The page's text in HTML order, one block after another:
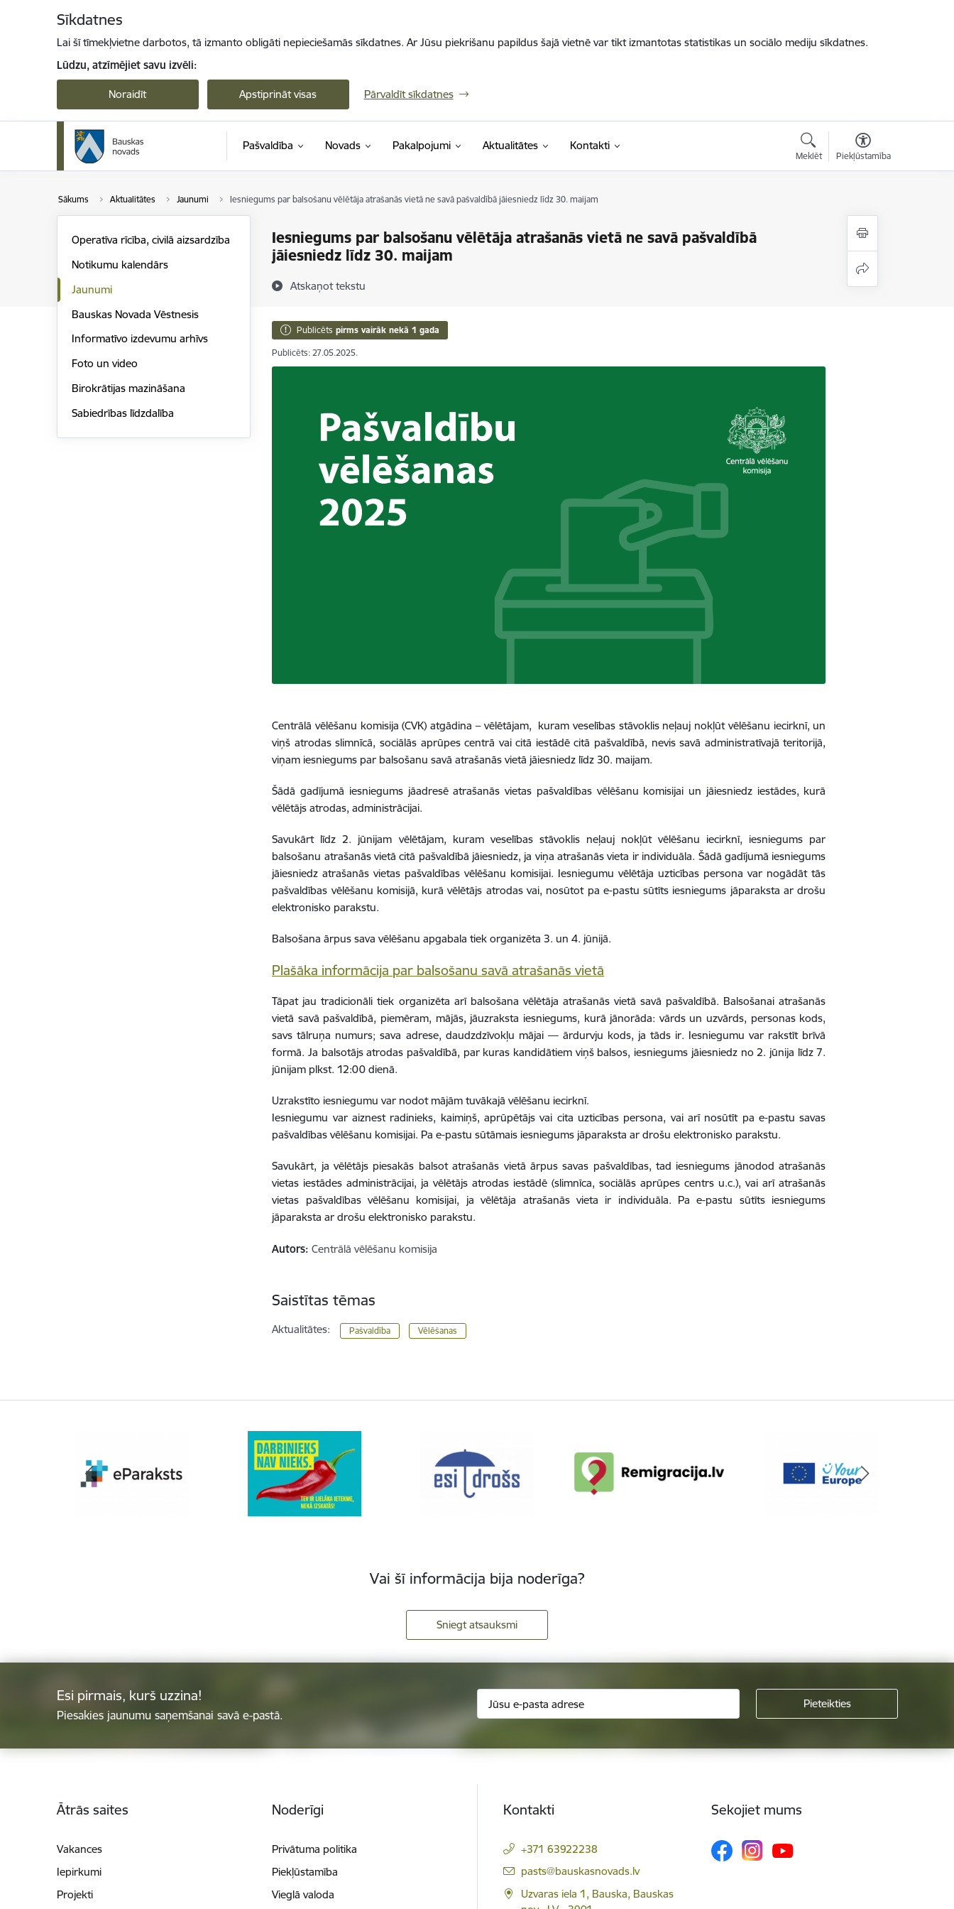
Sīkdatnes
Lai šī tīmekļvietne darbotos, tā izmanto obligāti nepieciešamās sīkdatnes. Ar Jūsu piekrišanu papildus šajā vietnē var tikt izmantotas statistikas un sociālo mediju sīkdatnes.
Lūdzu, atzīmējiet savu izvēli:
Noraidīt Apstiprināt visas Pārvaldīt sīkdatnes
Pašvaldība Novads Pakalpojumi Aktualitātes Kontakti
Meklēt Piekļūstamība
Sākums Aktualitātes Jaunumi Iesniegums par balsošanu vēlētāja atrašanās vietā ne savā pašvaldībā jāiesniedz līdz 30. maijam
Iesniegums par balsošanu vēlētāja atrašanās vietā ne savā pašvaldībā
jāiesniedz līdz 30. maijam
Atskaņot tekstu
Operatīva rīcība, civilā aizsardzība
Notikumu kalendārs
Jaunumi
Bauskas Novada Vēstnesis
Informatīvo izdevumu arhīvs
Foto un video
Birokrātijas mazināšana
Sabiedrības līdzdalība
Publicēts pirms vairāk nekā 1 gada
Publicēts: 27.05.2025.
Centrālā vēlēšanu komisija (CVK) atgādina – vēlētājam, kuram veselības stāvoklis neļauj nokļūt vēlēšanu iecirknī, un
viņš atrodas slimnīcā, sociālās aprūpes centrā vai citā iestādē citā pašvaldībā, nevis savā administratīvajā teritorijā,
viņam iesniegums par balsošanu savā atrašanās vietā jāiesniedz līdz 30. maijam.
Šādā gadījumā iesniegums jāadresē atrašanās vietas pašvaldības vēlēšanu komisijai un jāiesniedz iestādes, kurā
vēlētājs atrodas, administrācijai.
Savukārt līdz 2. jūnijam vēlētājam, kuram veselības stāvoklis neļauj nokļūt vēlēšanu iecirknī, iesniegums par
balsošanu atrašanās vietā citā pašvaldībā jāiesniedz, ja viņa atrašanās vieta ir individuāla. Šādā gadījumā iesniegums
jāiesniedz atrašanās vietas pašvaldības vēlēšanu komisijai. Iesniegumu vēlētāja uzticības persona var nogādāt tās
pašvaldības vēlēšanu komisijā, kurā vēlētājs atrodas vai, nosūtot pa e-pastu sūtīts iesniegums jāparaksta ar drošu
elektronisko parakstu.
Balsošana ārpus sava vēlēšanu apgabala tiek organizēta 3. un 4. jūnijā.
Plašāka informācija par balsošanu savā atrašanās vietā
Tāpat jau tradicionāli tiek organizēta arī balsošana vēlētāja atrašanās vietā savā pašvaldībā. Balsošanai atrašanās
vietā savā pašvaldībā, piemēram, mājās, jāuzraksta iesniegums, kurā jānorāda: vārds un uzvārds, personas kods,
savs tālruņa numurs; sava adrese, daudzdzīvokļu mājai — ārdurvju kods, ja tāds ir. Iesniegumu var rakstīt brīvā
formā. Ja balsotājs atrodas pašvaldībā, par kuras kandidātiem viņš balsos, iesniegums jāiesniedz no 2. jūnija līdz 7.
jūnijam plkst. 12:00 dienā.
Uzrakstīto iesniegumu var nodot mājām tuvākajā vēlēšanu iecirknī.
Iesniegumu var aiznest radinieks, kaimiņš, aprūpētājs vai cita uzticības persona, vai arī nosūtīt pa e-pastu savas
pašvaldības vēlēšanu komisijai. Pa e-pastu sūtāmais iesniegums jāparaksta ar drošu elektronisko parakstu.
Savukārt, ja vēlētājs piesakās balsot atrašanās vietā ārpus savas pašvaldības, tad iesniegums jānodod atrašanās
vietas iestādes administrācijai, ja vēlētājs atrodas iestādē (slimnīca, sociālās aprūpes centrs u.c.), vai arī atrašanās
vietas pašvaldības vēlēšanu komisijai, ja vēlētāja atrašanās vieta ir individuāla. Pa e-pastu sūtīts iesniegums
jāparaksta ar drošu elektronisko parakstu.
Autors: Centrālā vēlēšanu komisija
Saistītas tēmas
Aktualitātes: Pašvaldība Vēlēšanas
Vai šī informācija bija noderīga?
Sniegt atsauksmi
Esi pirmais, kurš uzzina!
Piesakies jaunumu saņemšanai savā e-pastā.
Ātrās saites
Vakances
Iepirkumi
Projekti
Noderīgi
Privātuma politika
Piekļūstamība
Vieglā valoda
Kontakti
+371 63922238
E-pasts:
pasts@bauskasnovads.lv
Uzvaras iela 1, Bauska, Bauskas
Sekojiet mums